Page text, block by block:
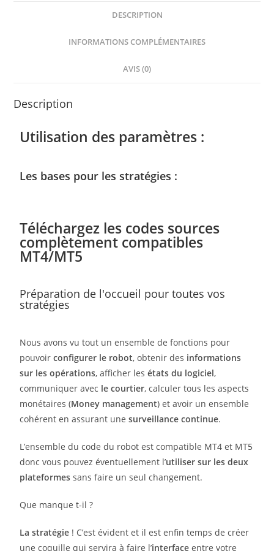
DESCRIPTION
INFORMATIONS COMPLÉMENTAIRES
AVIS (0)
Description
Utilisation des paramètres :
Les bases pour les stratégies :
Téléchargez les codes sources
complètement compatibles
MT4/MT5
Préparation de l'occueil pour toutes vos
stratégies
Nous avons vu tout un ensemble de fonctions pour
pouvoirconfigurer le robot, obtenir des informations
sur les opérations, afficher lesétats du logiciel,
communiquer avec le courtier, calculer tous les aspects
monétaires (Money management) et avoir un ensemble
cohérent en assurant unesurveillance continue.
L’ensemble du code du robot est compatible MT4 et MT5
donc vous pouvez éventuellement l’utiliser sur les deux
plateformes sans faire un seul changement.
Que manque t-il ?
La stratégie ! C’est évident et il est enfin temps de créer
une coquille qui servira à faire l’interface entre votre